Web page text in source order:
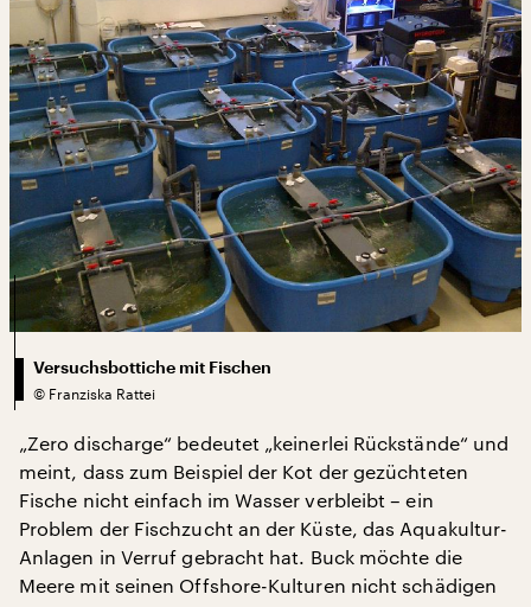
Versuchsbottiche mit Fischen
© Franziska Rattei
„Zero discharge“ bedeutet „keinerlei Rückstände“ und
meint, dass zum Beispiel der Kot der gezüchteten
Fische nicht einfach im Wasser verbleibt – ein
Problem der Fischzucht an der Küste, das Aquakultur-
Anlagen in Verruf gebracht hat. Buck möchte die
Meere mit seinen Offshore-Kulturen nicht schädigen